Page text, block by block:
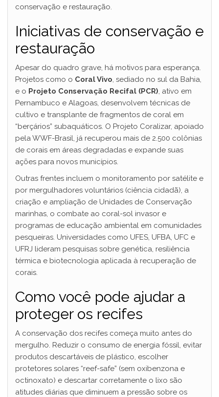
conservação e restauração.
Iniciativas de conservação e
restauração
Apesar do quadro grave, há motivos para esperança.
Projetos como o Coral Vivo , sediado no sul da Bahia,
e o Projeto Conservação Recifal (PCR) , ativo em
Pernambuco e Alagoas, desenvolvem técnicas de
cultivo e transplante de fragmentos de coral em
“berçários” subaquáticos. O Projeto Coralizar, apoiado
pela WWF-Brasil, já recuperou mais de 2.500 colônias
de corais em áreas degradadas e expande suas
ações para novos municípios.
Outras frentes incluem o monitoramento por satélite e
por mergulhadores voluntários (ciência cidadã), a
criação e ampliação de Unidades de Conservação
marinhas, o combate ao coral-sol invasor e
programas de educação ambiental em comunidades
pesqueiras. Universidades como UFES, UFBA, UFC e
UFRJ lideram pesquisas sobre genética, resiliência
térmica e biotecnologia aplicada à recuperação de
corais.
Como você pode ajudar a
proteger os recifes
A conservação dos recifes começa muito antes do
mergulho. Reduzir o consumo de energia fóssil, evitar
produtos descartáveis de plástico, escolher
protetores solares “reef-safe” (sem oxibenzona e
octinoxato) e descartar corretamente o lixo são
atitudes diárias que diminuem a pressão sobre os